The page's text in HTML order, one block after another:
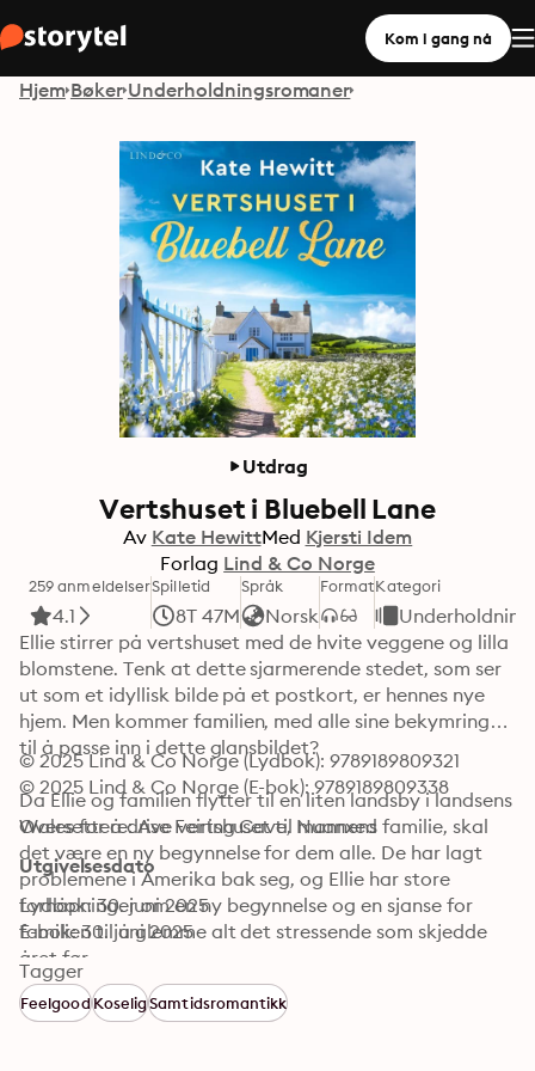
Kom i gang nå
Hjem Bøker Underholdningsromaner
Utdrag
Vertshuset i Bluebell Lane
Av Kate HewittMed Kjersti Idem
Forlag Lind & Co Norge
259 anmeldelser
4.1
Spilletid
8T 47M
Språk
Norsk
FormatKategori
Ellie stirrer på vertshuset med de hvite veggene og lilla
blomstene. Tenk at dette sjarmerende stedet, som ser
ut som et idyllisk bilde på et postkort, er hennes nye
hjem. Men kommer familien, med alle sine bekymringer,
til å passe inn i dette glansbildet?
Da Ellie og familien flytter til en liten landsby i landsens
Wales for å drive vertshuset til mannens familie, skal
det være en ny begynnelse for dem alle. De har lagt
problemene i Amerika bak seg, og Ellie har store
forhåpninger om en ny begynnelse og en sjanse for
familien til å glemme alt det stressende som skjedde
året før.
Men da de kommer frem, innser Ellie at alt er i langt
© 2025 Lind & Co Norge (Lydbok): 9789189809321
© 2025 Lind & Co Norge (E-bok): 9789189809338
Oversettere: Ase Feiring Cave, Nuanxed
Utgivelsesdato
Lydbok: 30. juni 2025
E-bok: 30. juni 2025
Tagger
FeelgoodKoseligSamtidsromantikk